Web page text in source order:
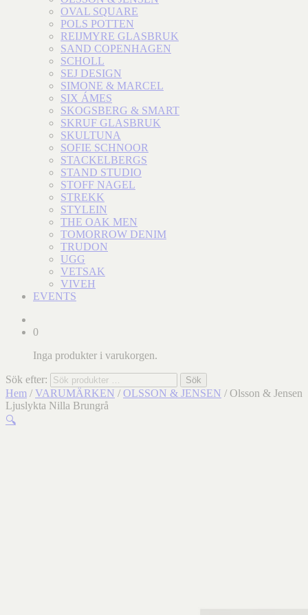
OVAL SQUARE
POLS POTTEN
REIJMYRE GLASBRUK
SAND COPENHAGEN
SCHOLL
SEJ DESIGN
SIMONE & MARCEL
SIX ÁMES
SKOGSBERG & SMART
SKRUF GLASBRUK
SKULTUNA
SOFIE SCHNOOR
STACKELBERGS
STAND STUDIO
STOFF NAGEL
STREKK
STYLEIN
THE OAK MEN
TOMORROW DENIM
TRUDON
UGG
VETSAK
VIVEH
EVENTS
0
Inga produkter i varukorgen.
Sök efter: Sök
Hem / VARUMÄRKEN / OLSSON & JENSEN / Olsson & Jensen
Ljuslykta Nilla Brungrå
🔍